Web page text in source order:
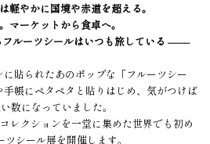
軽やかに国境や赤道を超える。
マーケットから食卓へ。
ルーツシールはいつも旅している ––––
貼られたあのポップな「フルーツシー
帳にペタペタと貼りはじめ、気がつけば
数になっていました。
レクションを一堂に集めた世界でも初め
ツシール展を開催します。